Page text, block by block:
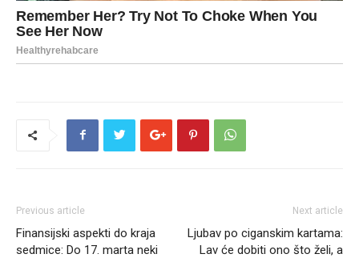
Previous article
Finansijski aspekti do kraja
sedmice: Do 17. marta neki
Next article
Ljubav po ciganskim kartama:
Lav će dobiti ono što želi, a